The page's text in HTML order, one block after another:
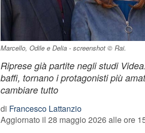
Marcello, Odile e Delia - screenshot © Rai.
Riprese già partite negli studi
baffi, tornano i protagonisti più
cambiare tutto
di Francesco Lattanzio
Aggiornato il 28 maggio 2026 alle ore